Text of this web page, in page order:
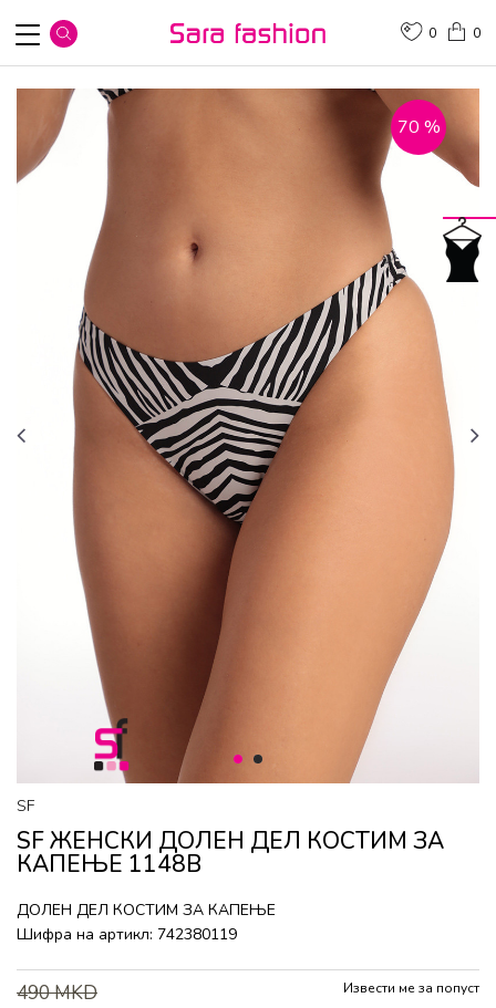
0
0
1 2
70 %
SF
SF ЖЕНСКИ ДОЛЕН ДЕЛ КОСТИМ ЗА
КАПЕЊЕ 1148B
ДОЛЕН ДЕЛ КОСТИМ ЗА КАПЕЊЕ
Шифра на артикл: 742380119
490MKD Извести ме за попуст